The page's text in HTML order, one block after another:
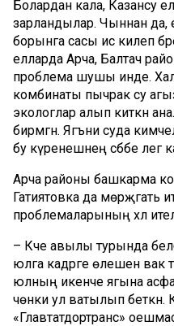
Болардан кала, Казансу
зарландылар. Чыннан да,
борынга сасы ис килеп
елларда Арча, Балтач
проблема шушы инде.
комбинаты пычрак су агыза
экологлар алып киткән
бирмәгән. Ягъни суда
бу күренешнең сәбәбе
Арча районы башкарма
Гатиятовка да мөрәҗәгать
проблемаларының хәл
– Кәче авылы турында
юлга кадәрге өлешенә вак
юлның икенче ягына
чөнки ул ватылып беткән.
«Главтатдортранс»